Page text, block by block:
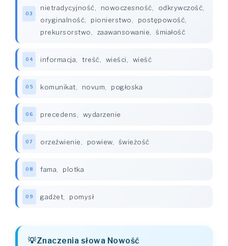
03
nietradycyjność
nowoczesność odkrywczość
oryginalność
pionierstwo postępowość
prekursorstwo
zaawansowanie śmiałość
04 informacja treść wieści wieść
05 komunikat novum pogłoska
06 precedens wydarzenie
07 orzeźwienie powiew, świeżość
08 fama plotka
09 gadżet pomysł
Znaczenia słowa Nowość